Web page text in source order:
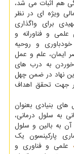
هم اثبات می شد،
ویژه ای در نظر
برای واگذاری
و فناورانه و
و روحیه
ایمان، علم و عمل
به درب های
نهاد در ضمن چهل
جهت تحقق اهداف
بنیادی بعنوان
به سلول درمانی،
به بالین و سلول
پارکینسون یک
علمی و فناوری و